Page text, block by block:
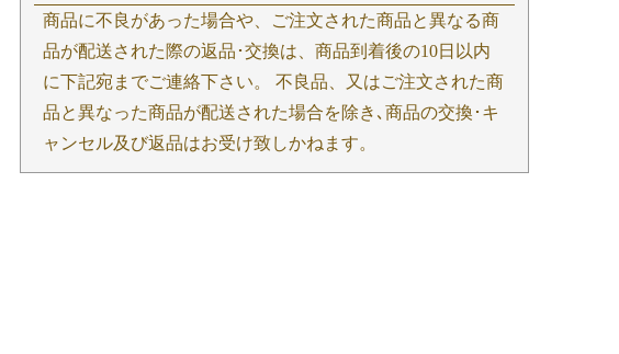
商品に不良があった場合や、ご注文された商品と異なる商
品が配送された際の返品･交換は、商品到着後の10日以内
に下記宛までご連絡下さい。 不良品、又はご注文された商
品と異なった商品が配送された場合を除き､商品の交換･キ
ャンセル及び返品はお受け致しかねます。